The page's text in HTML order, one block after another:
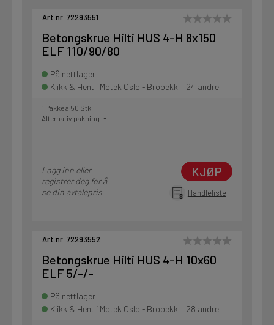
Art.nr. 72293551
Betongskrue Hilti HUS 4-H 8x150
ELF 110/90/80
På nettlager
Klikk & Hent i Motek Oslo - Brobekk + 24 andre
1 Pakke a 50 Stk
Alternativ pakning
Logg inn eller
registrer deg for å
se din avtalepris
KJØP
Handleliste
Art.nr. 72293552
Betongskrue Hilti HUS 4-H 10x60
ELF 5/-/-
På nettlager
Klikk & Hent i Motek Oslo - Brobekk + 28 andre